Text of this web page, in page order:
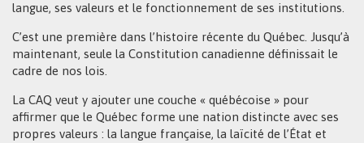
langue, ses valeurs et le fonctionnement de ses institutions.
C’est une première dans l’histoire récente du Québec. Jusqu’à
maintenant, seule la Constitution canadienne définissait le
cadre de nos lois.
La CAQ veut y ajouter une couche « québécoise » pour
affirmer que le Québec forme une nation distincte avec ses
propres valeurs : la langue française, la laïcité de l’État et